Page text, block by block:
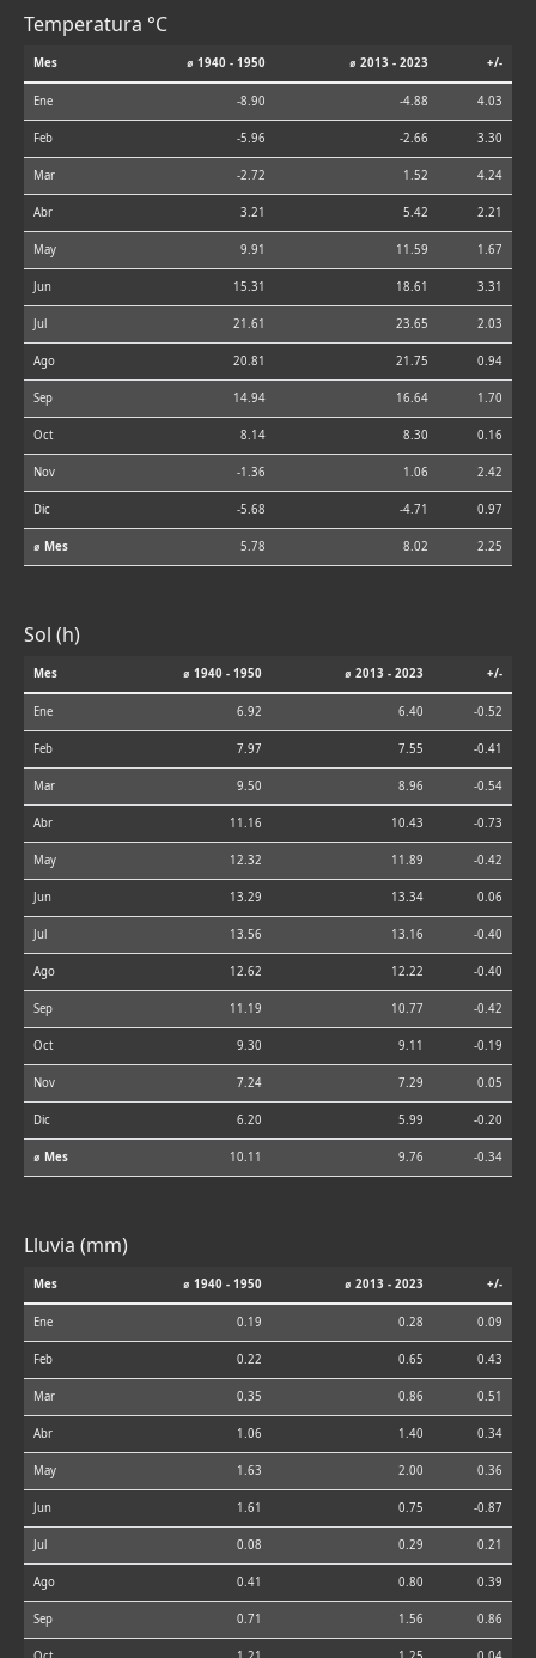
Temperatura °C
Mes ⌀ 1940 - 1950 ⌀ 2013 - 2023 +/-
Ene -8.90 -4.88 4.03
Feb -5.96 -2.66 3.30
Mar -2.72 1.52 4.24
Abr 3.21 5.42 2.21
May 9.91 11.59 1.67
Jun 15.31 18.61 3.31
Jul 21.61 23.65 2.03
Ago 20.81 21.75 0.94
Sep 14.94 16.64 1.70
Oct 8.14 8.30 0.16
Nov -1.36 1.06 2.42
Dic -5.68 -4.71 0.97
⌀ Mes 5.78 8.02 2.25
Sol (h)
Mes ⌀ 1940 - 1950 ⌀ 2013 - 2023 +/-
Ene 6.92 6.40 -0.52
Feb 7.97 7.55 -0.41
Mar 9.50 8.96 -0.54
Abr 11.16 10.43 -0.73
May 12.32 11.89 -0.42
Jun 13.29 13.34 0.06
Jul 13.56 13.16 -0.40
Ago 12.62 12.22 -0.40
Sep 11.19 10.77 -0.42
Oct 9.30 9.11 -0.19
Nov 7.24 7.29 0.05
Dic 6.20 5.99 -0.20
⌀ Mes 10.11 9.76 -0.34
Lluvia (mm)
Mes ⌀ 1940 - 1950 ⌀ 2013 - 2023 +/-
Ene 0.19 0.28 0.09
Feb 0.22 0.65 0.43
Mar 0.35 0.86 0.51
Abr 1.06 1.40 0.34
May 1.63 2.00 0.36
Jun 1.61 0.75 -0.87
Jul 0.08 0.29 0.21
Ago 0.41 0.80 0.39
Sep 0.71 1.56 0.86